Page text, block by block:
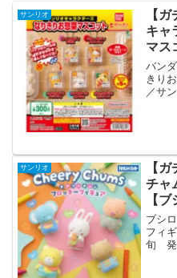
サンリオ
【
キャ
マス
バン
きり
／サ
サンリオ
【
チャ
【ブ
ブシ
フィ
旬 発